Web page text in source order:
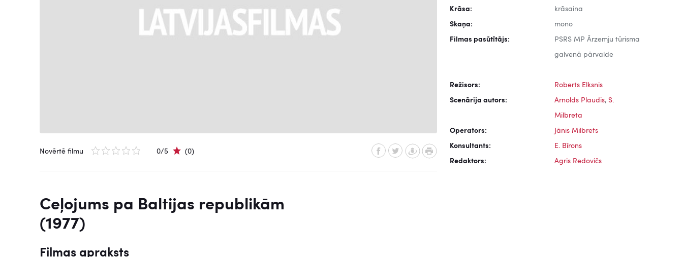
Novērtē filmu 0/5 (0)
Ceļojums pa Baltijas republikām
(1977)
Filmas apraksts
Krāsa: krāsaina
Skaņa: mono
Filmas pasūtītājs: PSRS MP Ārzemju tūrisma
galvenā pārvalde
Režisors: Roberts Elksnis
Scenārija autors: Arnolds Plaudis, S.
Milbreta
Operators: Jānis Milbrets
Konsultants: E. Bīrons
Redaktors: Agris Redovičs